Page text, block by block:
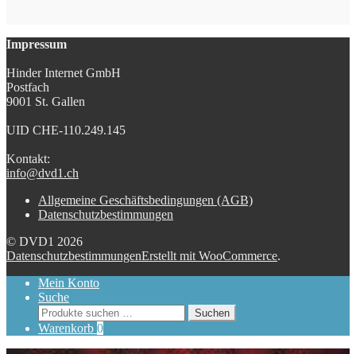
Impressum
Hinder Internet GmbH
Postfach
9001 St. Gallen
UID CHE-110.249.145
Kontakt:
info@dvd1.ch
Allgemeine Geschäftsbedingungen (AGB)
Datenschutzbestimmungen
© DVD1 2026
DatenschutzbestimmungenErstellt mit WooCommerce.
Mein Konto
Suche
Suchen
nach:
Suchen
Warenkorb 0